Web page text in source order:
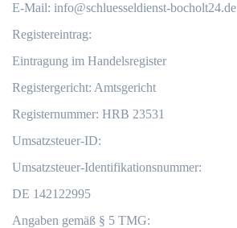
E-Mail: info@schluesseldienst-bocholt24.de
Registereintrag:
Eintragung im Handelsregister
Registergericht: Amtsgericht
Registernummer: HRB 23531
Umsatzsteuer-ID:
Umsatzsteuer-Identifikationsnummer:
DE 142122995
Angaben gemäß § 5 TMG: